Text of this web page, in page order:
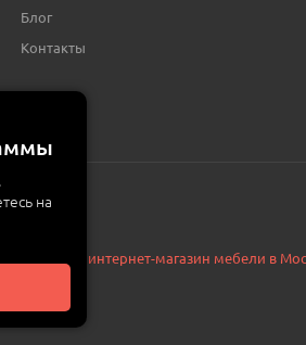
Блог
Контакты
— интернет-магазин мебели в
на